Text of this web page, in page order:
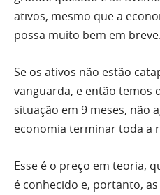
ativos, mesmo que a
possa muito bem em breve.
Se os ativos não estão
vanguarda, e então temos
situação em 9 meses, não
economia terminar toda a
Esse é o preço em teoria,
é conhecido e, portanto,